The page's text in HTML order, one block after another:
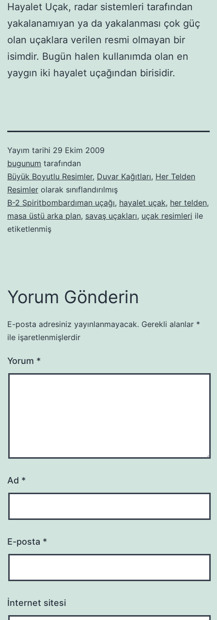
Hayalet Uçak, radar sistemleri tarafından
yakalanamıyan ya da yakalanması çok güç
olan uçaklara verilen resmi olmayan bir
isimdir. Bugün halen kullanımda olan en
yaygın iki hayalet uçağından birisidir.
Yayım tarihi 29 Ekim 2009
bugunum tarafından
Büyük Boyutlu Resimler, Duvar Kağıtları, Her Telden
Resimler olarak sınıflandırılmış
B-2 Spiritbombardıman uçağı, hayalet uçak, her telden,
masa üstü arka plan, savaş uçakları, uçak resimleri ile
etiketlenmiş
Yorum Gönderin
E-posta adresiniz yayınlanmayacak. Gerekli alanlar *
ile işaretlenmişlerdir
Yorum *
Ad *
E-posta *
İnternet sitesi